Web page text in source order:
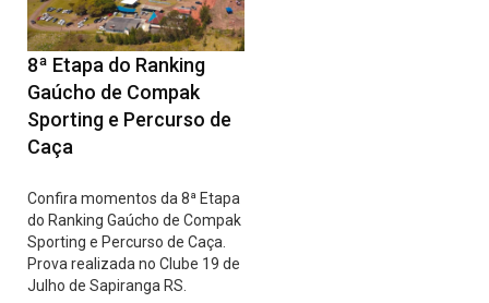
8ª Etapa do Ranking
Gaúcho de Compak
Sporting e Percurso de
Caça
Confira momentos da 8ª Etapa
do Ranking Gaúcho de Compak
Sporting e Percurso de Caça.
Prova realizada no Clube 19 de
Julho de Sapiranga RS.